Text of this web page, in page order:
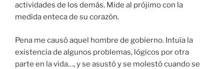
actividades de los demás. Mide al prójimo con la
medida enteca de su corazón.
Pena me causó aquel hombre de gobierno. Intuía la
existencia de algunos problemas, lógicos por otra
parte en la vida…, y se asustó y se molestó cuando se